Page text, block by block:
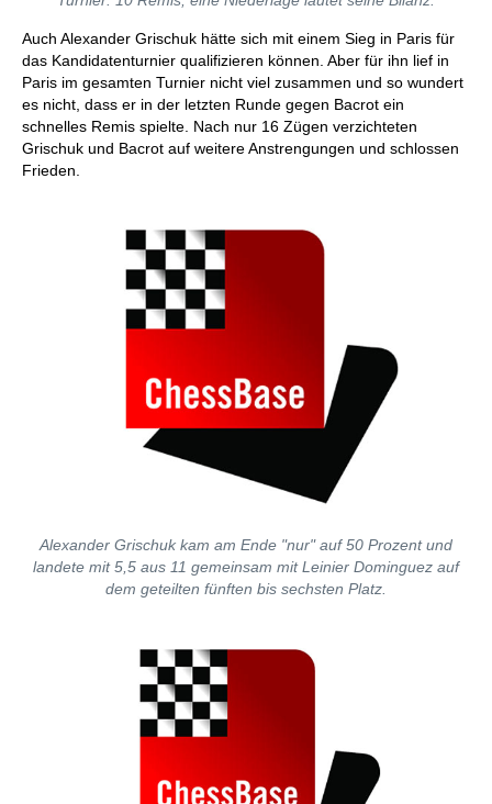
Auch Alexander Grischuk hätte sich mit einem Sieg in Paris für
das Kandidatenturnier qualifizieren können. Aber für ihn lief in
Paris im gesamten Turnier nicht viel zusammen und so wundert
es nicht, dass er in der letzten Runde gegen Bacrot ein
schnelles Remis spielte. Nach nur 16 Zügen verzichteten
Grischuk und Bacrot auf weitere Anstrengungen und schlossen
Frieden.
Alexander Grischuk kam am Ende "nur" auf 50 Prozent und
landete mit 5,5 aus 11 gemeinsam mit Leinier Dominguez auf
dem geteilten fünften bis sechsten Platz.